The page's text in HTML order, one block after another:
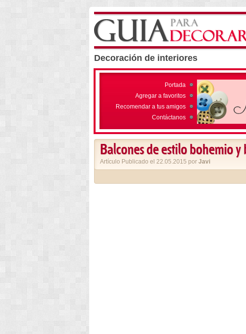
Decoración de interiores
Portada
Agregar a favoritos
Recomendar a tus amigos
Contáctanos
Balcones de estilo bohemio
Artículo Publicado el 22.05.2015 por Javi